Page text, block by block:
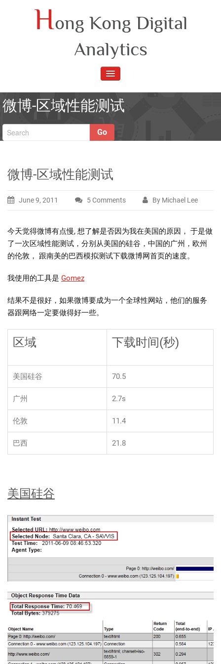
Hong Kong Digital
Analytics
TOGGLE
微博-区域性能测试
Go
微博-区域性能测试
June 9, 2011 5 Commentson
博-
区
域
试
By Michael Lee
今天觉得微博有点慢, 想了解是否因为我在美国的原因， 于是做
了一次区域性能测试，分别从美国的硅谷，中国的广州，欧州
的伦敦， 跟南美的巴西模拟测试下载微博网首页的速度。
我使用的工具是 Gomez
结果不是很好，如果微博要成为一个全球性网站，他们的服务
器跟网络一定要做得好一些。
区域 下载时间(秒)
美国硅谷 70.5
广州 2.7s
伦敦 11.4
巴西 21.8
美国硅谷